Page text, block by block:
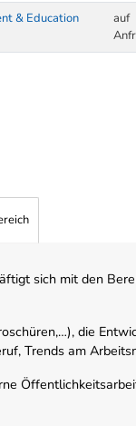
& Education
auf
sich mit den
die
Trends am